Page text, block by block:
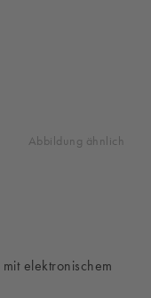
Abbildung ähnlich
mit elektronischem